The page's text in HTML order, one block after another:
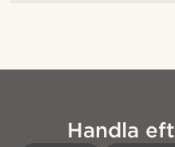
Handla